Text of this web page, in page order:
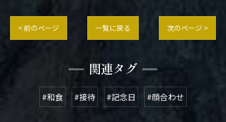
< 前のページ 一覧に戻る 次のページ >
関連タグ
#和食 #接待 #記念日 #顔合わせ